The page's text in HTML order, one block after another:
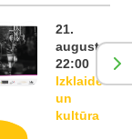
21.
augusts,
22:00
Izklaide
un
kultūra